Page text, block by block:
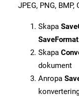
JPEG, PNG, BMP,
Skapa
SaveFormat
Skapa
dokument
Anropa